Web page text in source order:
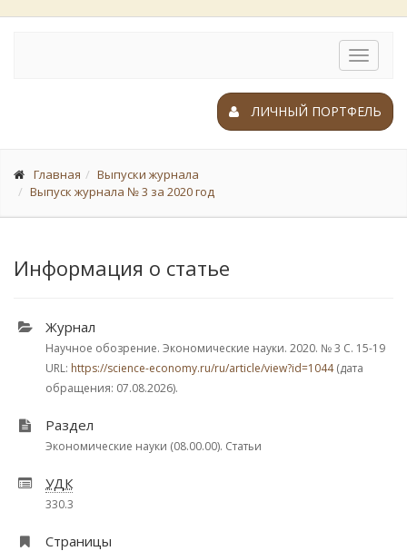
Toggle
ЛИЧНЫЙ ПОРТФЕЛЬ
Главная
Выпуски журнала
Выпуск журнала № 3 за 2020 год
Информация о статье
Журнал
Научное обозрение. Экономические науки. 2020. № 3 С. 15-19
URL: https://science-economy.ru/ru/article/view?id=1044(дата
обращения: 07.08.2026).
Раздел
Экономические науки (08.00.00). Статьи
УДК
330.3
Страницы